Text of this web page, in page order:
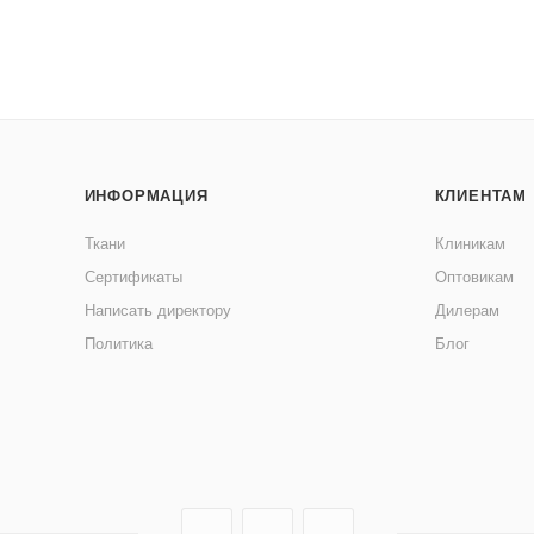
ИНФОРМАЦИЯ
Ткани
Сертификаты
Написать директору
Политика
КЛИЕНТАМ
Клиникам
Оптовикам
Дилерам
Блог